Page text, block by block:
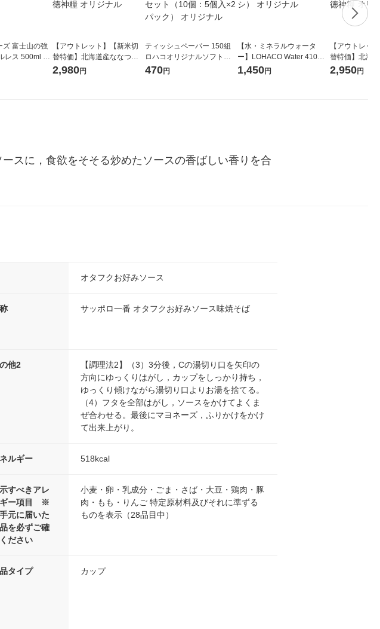
ズ 富士山の強
レス 500ml 1
【アウトレット】【新米切
替特価】北海道産ななつぼ
し 無洗米 5kg 1袋 令和7年産
2,980円
ティッシュペーパー 150組
ロハコオリジナルソフトパ
ックティッシュ フィオナ オ
470円
【水・ミネラルウォータ
ー】LOHACO Water 410ml
1箱（20本入）ラベルレス
1,450円
【アウトレッ
替特価】北海
し 精白米 5kg
2,950円
スに，食欲をそそる炒めたソースの香ばしい香りを合
オタフクお好みソース
サッポロ一番 オタフクお好みソース味焼そば
他2
【調理法2】（3）3分後，Cの湯切り口を矢印の
方向にゆっくりはがし，カップをしっかり持ち，
ゆっくり傾けながら湯切り口よりお湯を捨てる。
（4）フタを全部はがし，ソースをかけてよくま
ぜ合わせる。最後にマヨネーズ，ふりかけをかけ
て出来上がり。
ルギー 518kcal
すべきアレ
ー項目 ※
元に届いた
を必ずご確
ださい
小麦・卵・乳成分・ごま・さば・大豆・鶏肉・豚
肉・もも・りんご 特定原材料及びそれに準ずる
ものを表示（28品目中）
タイプ カップ